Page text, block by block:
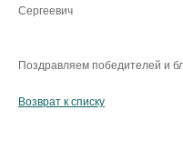
Сергеевич
Поздравляем победителей и
Возврат к списку